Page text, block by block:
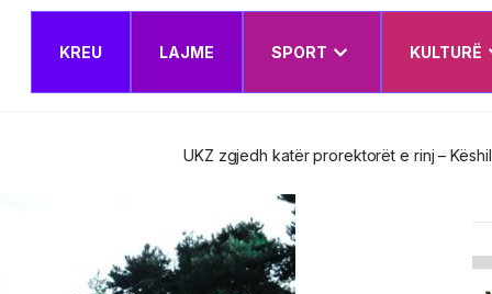
KREU LAJME SPORT KULTURË
e rinj – Këshilli Drejtues miraton edhe Planin e Veprimit